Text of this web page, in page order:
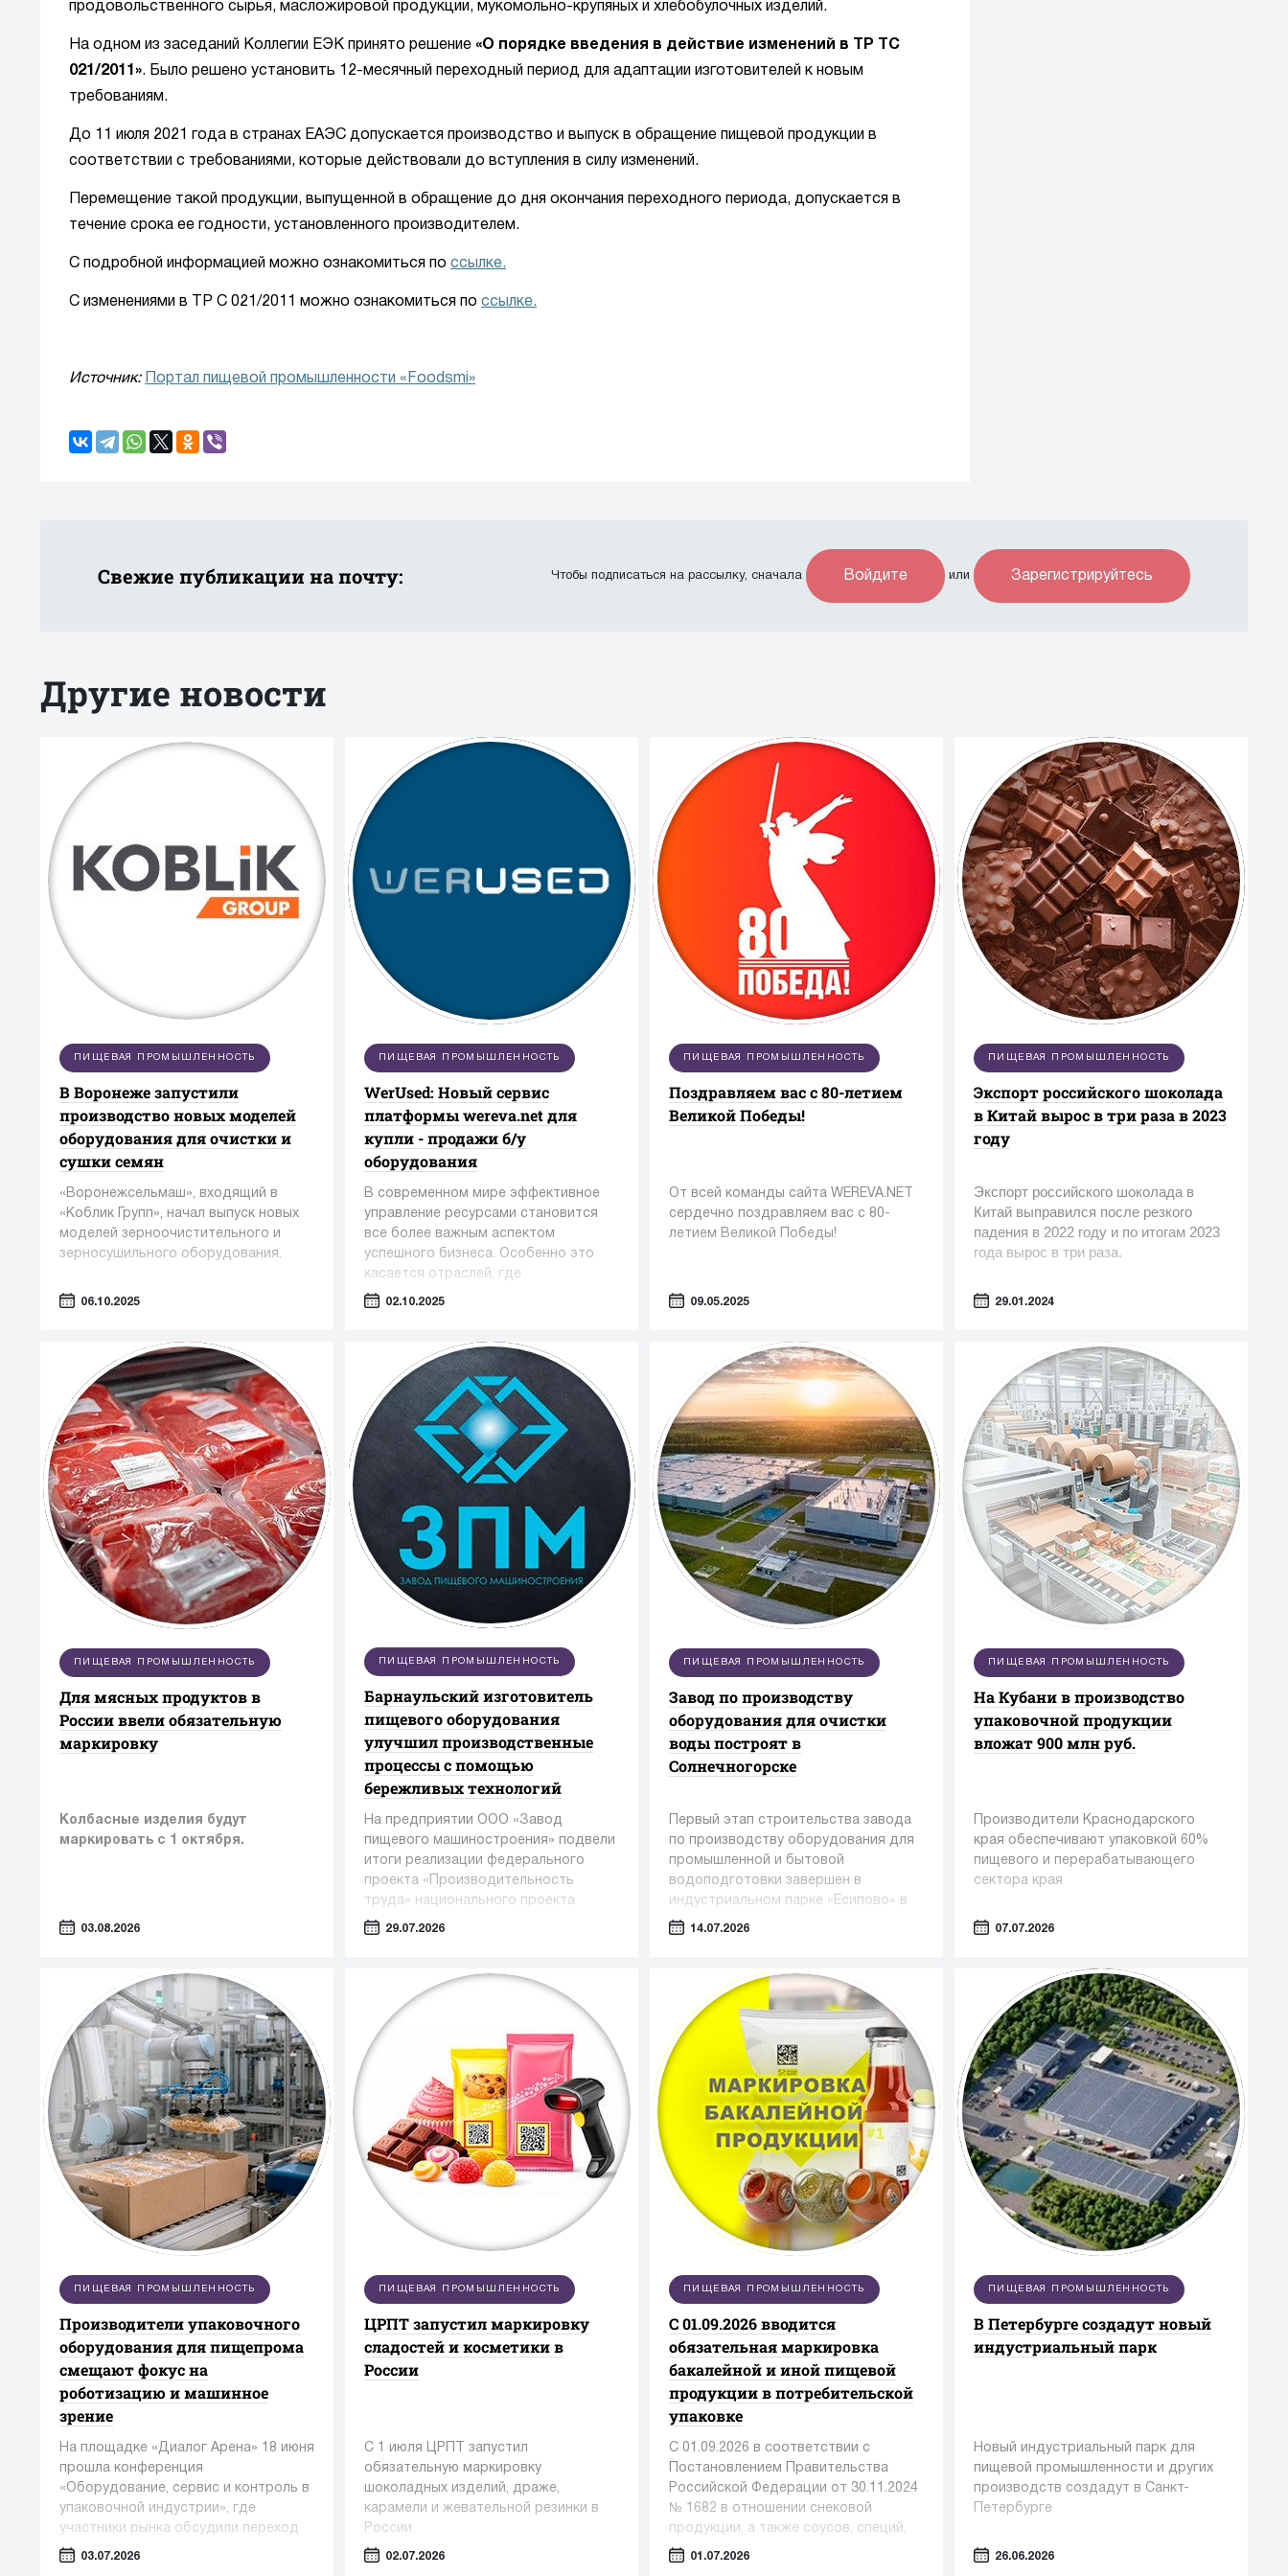
продовольственного сырья, масложировой продукции, мукомольно-крупяных и хлебобулочных изделий.
На одном из заседаний Коллегии ЕЭК принято решение «О порядке введения в действие изменений в ТР ТС
021/2011». Было решено установить 12-месячный переходный период для адаптации изготовителей к новым
требованиям.
До 11 июля 2021 года в странах ЕАЭС допускается производство и выпуск в обращение пищевой продукции в
соответствии с требованиями, которые действовали до вступления в силу изменений.
Перемещение такой продукции, выпущенной в обращение до дня окончания переходного периода, допускается в
течение срока ее годности, установленного производителем.
С подробной информацией можно ознакомиться по ссылке.
С изменениями в ТР С 021/2011 можно ознакомиться по ссылке.
Источник: Портал пищевой промышленности «Foodsmi»
Свежие публикации на почту: Чтобы подписаться на рассылку, сначала Войдите или Зарегистрируйтесь
Другие новости
ПИЩЕВАЯ ПРОМЫШЛЕННОСТЬ
В Воронеже запустили
производство новых моделей
оборудования для очистки и
сушки семян
«Воронежсельмаш», входящий в
«Коблик Групп», начал выпуск новых
моделей зерноочистительного и
зерносушильного оборудования.
06.10.2025
ПИЩЕВАЯ ПРОМЫШЛЕННОСТЬ
WerUsed: Новый сервис
платформы wereva.net для
купли - продажи б/у
оборудования
В современном мире эффективное
управление ресурсами становится
все более важным аспектом
успешного бизнеса. Особенно это
касается отраслей, где
оборудование играет ключевую роль
промышленность.
02.10.2025
ПИЩЕВАЯ ПРОМЫШЛЕННОСТЬ
Поздравляем вас с 80-летием
Великой Победы!
От всей команды сайта WEREVA.NET
сердечно поздравляем вас с 80-
летием Великой Победы!
09.05.2025
ПИЩЕВАЯ ПРОМЫШЛЕННОСТЬ
Экспорт российского шоколада
в Китай вырос в три раза в 2023
году
Экспорт российского шоколада в
Китай выправился после резкого
падения в 2022 году и по итогам 2023
года вырос в три раза.
29.01.2024
ПИЩЕВАЯ ПРОМЫШЛЕННОСТЬ
Для мясных продуктов в
России ввели обязательную
маркировку
Колбасные изделия будут
маркировать с 1 октября.
03.08.2026
ПИЩЕВАЯ ПРОМЫШЛЕННОСТЬ
Барнаульский изготовитель
пищевого оборудования
улучшил производственные
процессы с помощью
бережливых технологий
На предприятии ООО «Завод
пищевого машиностроения» подвели
итоги реализации федерального
проекта «Производительность
труда» национального проекта
«Эффективная и конкурентная
компетенций Алтайского края.
29.07.2026
ПИЩЕВАЯ ПРОМЫШЛЕННОСТЬ
Завод по производству
оборудования для очистки
воды построят в
Солнечногорске
Первый этап строительства завода
по производству оборудования для
промышленной и бытовой
водоподготовки завершен в
индустриальном парке «Есипово» в
Солнечногорском округе.
14.07.2026
ПИЩЕВАЯ ПРОМЫШЛЕННОСТЬ
На Кубани в производство
упаковочной продукции
вложат 900 млн руб.
Производители Краснодарского
края обеспечивают упаковкой 60%
пищевого и перерабатывающего
сектора края
07.07.2026
ПИЩЕВАЯ ПРОМЫШЛЕННОСТЬ
Производители упаковочного
оборудования для пищепрома
смещают фокус на
роботизацию и машинное
зрение
На площадке «Диалог Арена» 18 июня
прошла конференция
«Оборудование, сервис и контроль в
упаковочной индустрии», где
участники рынка обсудили переход
от поставок отдельных машин к
03.07.2026
ПИЩЕВАЯ ПРОМЫШЛЕННОСТЬ
ЦРПТ запустил маркировку
сладостей и косметики в
России
С 1 июля ЦРПТ запустил
обязательную маркировку
шоколадных изделий, драже,
карамели и жевательной резинки в
России.
02.07.2026
ПИЩЕВАЯ ПРОМЫШЛЕННОСТЬ
С 01.09.2026 вводится
обязательная маркировка
бакалейной и иной пищевой
продукции в потребительской
упаковке
С 01.09.2026 в соответствии с
Постановлением Правительства
Российской Федерации от 30.11.2024
№ 1682 в отношении снековой
продукции, а также соусов, специй,
приправ становится обязательной
01.07.2026
ПИЩЕВАЯ ПРОМЫШЛЕННОСТЬ
В Петербурге создадут новый
индустриальный парк
Новый индустриальный парк для
пищевой промышленности и других
производств создадут в Санкт-
Петербурге
26.06.2026